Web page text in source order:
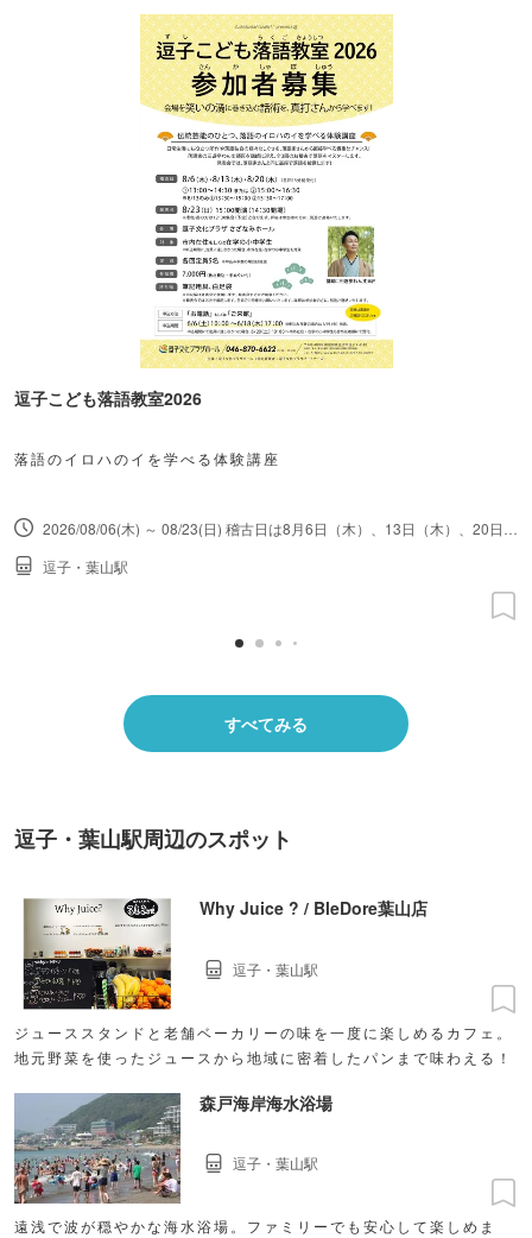
逗子こども落語教室2026
落語のイロハのイを学べる体験講座
2026/08/06(木) ～ 08/23(日) 稽古日は8月6日（木）、13日（木）、20日（木）13：00～14：30／15：00～16：30。13日（木）のみ13：30～15：00／15：30～17：00。発表会は23日（日）15：00開演（参加者は12：30集合予定）。
逗子・葉山駅
すべてみる
逗子・葉山駅周辺のスポット
Why Juice ? / BleDore葉山店
ジューススタンドと老舗ベーカリーの味を一度に楽しめるカフェ。
地元野菜を使ったジュースから地域に密着したパンまで味わえる！
逗子・葉山駅
森戸海岸海水浴場
遠浅で波が穏やかな海水浴場。ファミリーでも安心して楽しめま
逗子・葉山駅